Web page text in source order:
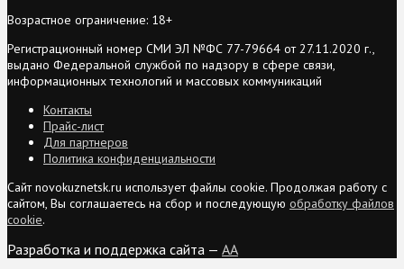
Возрастное ограничение: 18+
Регистрационный номер СМИ ЭЛ №ФС 77-79664 от 27.11.2020 г.,
выдано Федеральной службой по надзору в сфере связи,
информационных технологий и массовых коммуникаций
Контакты
Прайс-лист
Для партнеров
Политика конфиденциальности
Сайт novokuznetsk.ru использует файлы cookie. Продолжая работу с
сайтом, Вы соглашаетесь на сбор и последующую обработку файлов
cookie.
Разработка и поддержка сайта — AA